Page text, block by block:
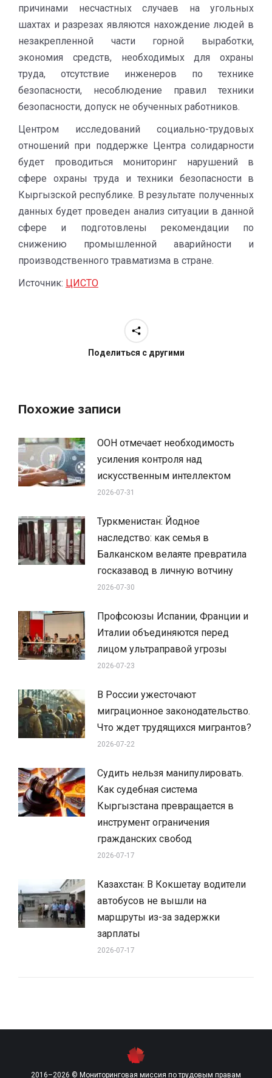
причинами несчастных случаев на угольных
шахтах и разрезах являются нахождение людей в
незакрепленной части горной выработки,
экономия средств, необходимых для охраны
труда, отсутствие инженеров по технике
безопасности, несоблюдение правил техники
безопасности, допуск не обученных работников.
Центром исследований социально-трудовых
отношений при поддержке Центра солидарности
будет проводиться мониторинг нарушений в
сфере охраны труда и техники безопасности в
Кыргызской республике. В результате полученных
данных будет проведен анализ ситуации в данной
сфере и подготовлены рекомендации по
снижению промышленной аварийности и
производственного травматизма в стране.
Источник: ЦИСТО
Поделиться с другими
Похожие записи
ООН отмечает необходимость
усиления контроля над
искусственным интеллектом
2026-07-31
Туркменистан: Йодное
наследство: как семья в
Балканском велаяте превратила
госказавод в личную вотчину
2026-07-30
Профсоюзы Испании, Франции и
Италии объединяются перед
лицом ультраправой угрозы
2026-07-23
В России ужесточают
миграционное законодательство.
Что ждет трудящихся мигрантов?
2026-07-22
Судить нельзя манипулировать.
Как судебная система
Кыргызстана превращается в
инструмент ограничения
гражданских свобод
2026-07-17
Казахстан: В Кокшетау водители
автобусов не вышли на
маршруты из-за задержки
зарплаты
2026-07-17
2016–2026 © Мониторинговая миссия по трудовым правам